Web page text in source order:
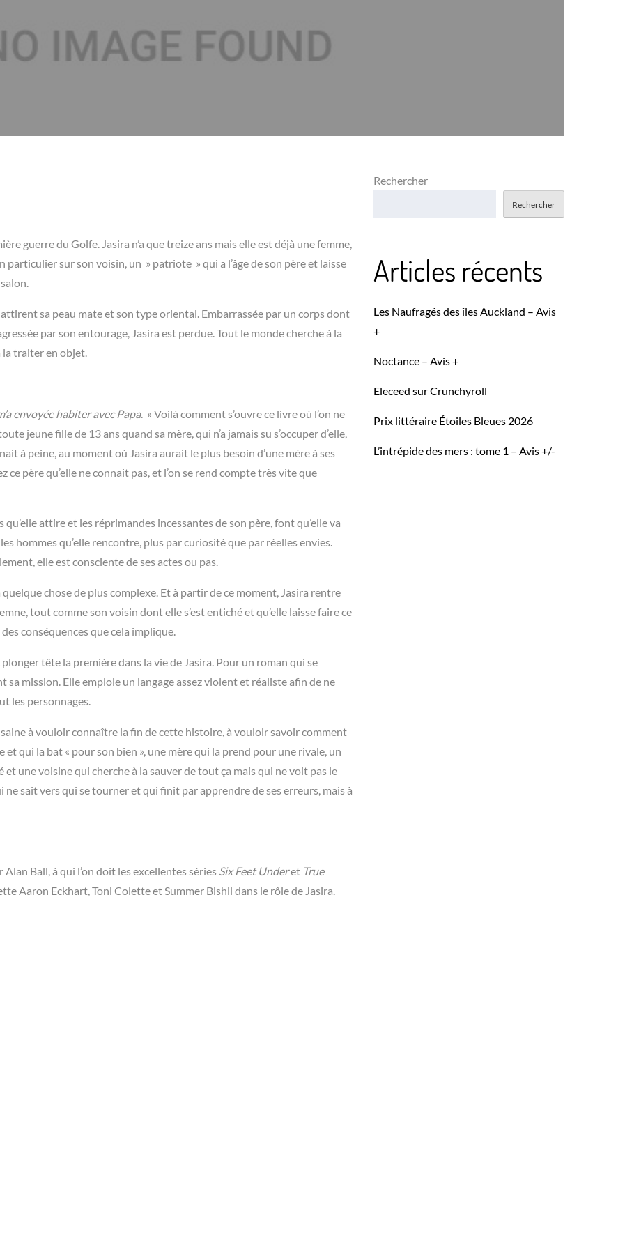
guerre du Golfe. Jasira n’a que treize ans mais elle est déjà une femme,
particulier sur son voisin, un » patriote » qui a l’âge de son père et laisse
sa peau mate et son type oriental. Embarrassée par un corps dont
par son entourage, Jasira est perdue. Tout le monde cherche à la
la traiter en objet.
envoyée habiter avec Papa. » Voilà comment s’ouvre ce livre où l’on ne
jeune fille de 13 ans quand sa mère, qui n’a jamais su s’occuper d’elle,
à peine, au moment où Jasira aurait le plus besoin d’une mère à ses
père qu’elle ne connait pas, et l’on se rend compte très vite que
qu’elle attire et les réprimandes incessantes de son père, font qu’elle va
hommes qu’elle rencontre, plus par curiosité que par réelles envies.
elle est consciente de ses actes ou pas.
chose de plus complexe. Et à partir de ce moment, Jasira rentre
tout comme son voisin dont elle s’est entiché et qu’elle laisse faire ce
conséquences que cela implique.
tête la première dans la vie de Jasira. Pour un roman qui se
mission. Elle emploie un langage assez violent et réaliste afin de ne
les personnages.
à vouloir connaître la fin de cette histoire, à vouloir savoir comment
qui la bat « pour son bien », une mère qui la prend pour une rivale, un
une voisine qui cherche à la sauver de tout ça mais qui ne voit pas le
ne sait vers qui se tourner et qui finit par apprendre de ses erreurs, mais à
Alan Ball, à qui l’on doit les excellentes séries Six Feet Underet True
Aaron Eckhart, Toni Colette et Summer Bishil dans le rôle de Jasira.
Rechercher
Rechercher
Articles récents
Les Naufragés des îles Auckland – Avis
+
Noctance – Avis +
Eleceed sur Crunchyroll
Prix littéraire Étoiles Bleues 2026
L’intrépide des mers : tome 1 – Avis +/-